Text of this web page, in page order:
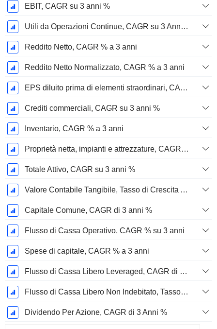
EBIT, CAGR su 3 anni %
Utili da Operazioni Continue, CAGR su 3 Anni %
Reddito Netto, CAGR % a 3 anni
Reddito Netto Normalizzato, CAGR % a 3 anni
EPS diluito prima di elementi straordinari, CAGR su 3 anni %
Crediti commerciali, CAGR su 3 anni %
Inventario, CAGR % a 3 anni
Proprietà netta, impianti e attrezzature, CAGR su 3 anni %
Totale Attivo, CAGR su 3 anni %
Valore Contabile Tangibile, Tasso di Crescita Annuo Composto su 3 anni %
Capitale Comune, CAGR di 3 anni %
Flusso di Cassa Operativo, CAGR % su 3 anni
Spese di capitale, CAGR % a 3 anni
Flusso di Cassa Libero Leveraged, CAGR di 3 Anni %
Flusso di Cassa Libero Non Indebitato, Tasso di Crescita Annuo Composto su 3 Anni %
Dividendo Per Azione, CAGR di 3 Anni %